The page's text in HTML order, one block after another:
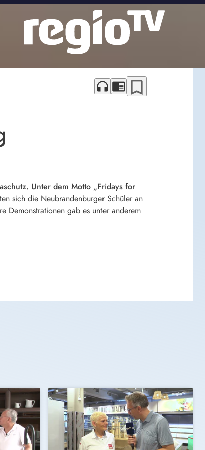
headphones chrome_reader_mode bookmark_border
Unter dem Motto „Fridays for
sich die Neubrandenburger Schüler an
Demonstrationen gab es unter anderem